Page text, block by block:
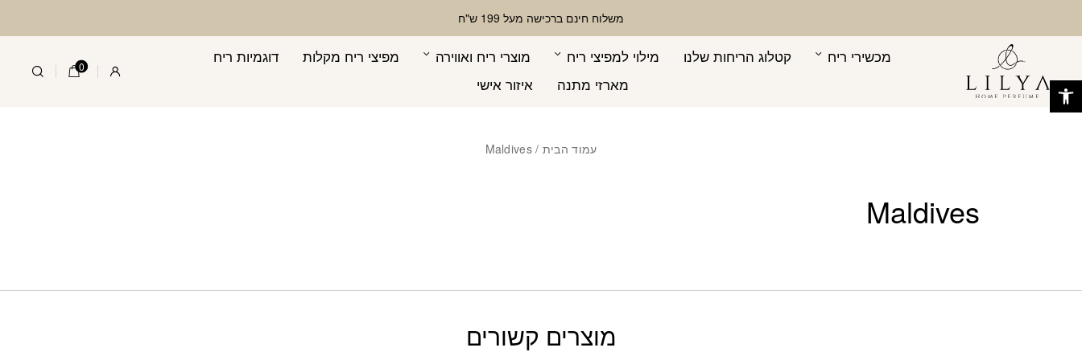
משלוח חינם ברכישה מעל 199 ש"ח
מכשירי ריח קטלוג הריחות שלנו מילוי למפיצי ריח מוצרי ריח ואווירה מפיצי ריח מקלות
דוגמיות ריח
מארזי מתנה
איזור אישי
0
עמוד הבית / Maldives
Maldives
מוצרים קשורים
פתח סרגל נגישות